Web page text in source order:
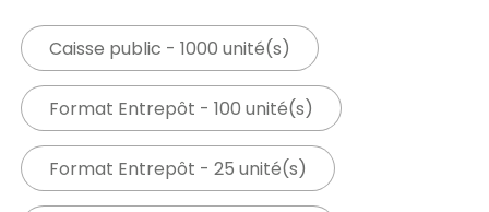
Caisse public - 1000 unité(s)
Format Entrepôt - 100 unité(s)
Format Entrepôt - 25 unité(s)